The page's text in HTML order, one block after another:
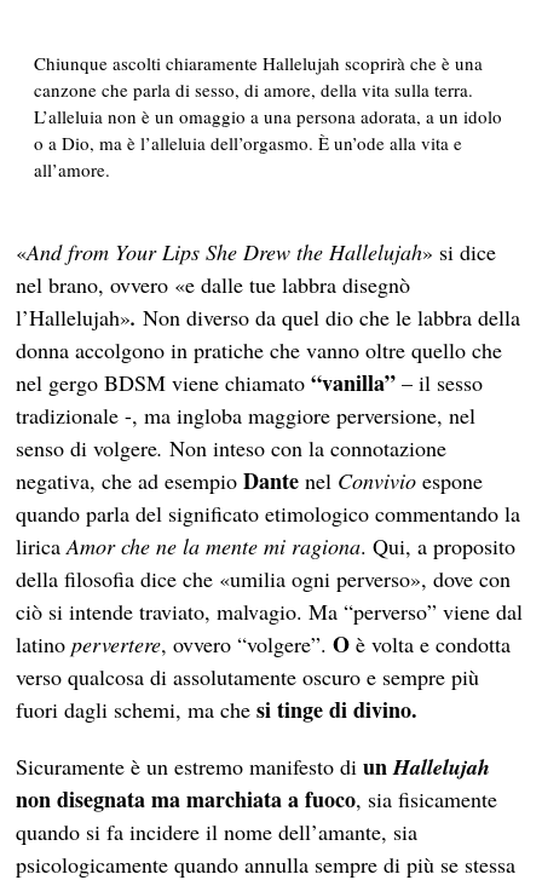
Chiunque ascolti chiaramente Hallelujah scoprirà che è una
canzone che parla di sesso, di amore, della vita sulla terra.
L’alleluia non è un omaggio a una persona adorata, a un idolo
o a Dio, ma è l’alleluia dell’orgasmo. È un’ode alla vita e
all’amore.
«And from Your Lips She Drew the Hallelujah» si dice
nel brano, ovvero «e dalle tue labbra disegnò
l’Hallelujah».Non diverso da quel dio che le labbra della
donna accolgono in pratiche che vanno oltre quello che
nel gergo BDSM viene chiamato“vanilla” – il sesso
tradizionale -, ma ingloba maggiore perversione, nel
senso di volgere. Non inteso con la connotazione
negativa, che ad esempio Dante nel Convivioespone
quando parla del significato etimologico commentando la
liricaAmor che ne la mente mi ragiona. Qui, a proposito
della filosofia dice che «umilia ogni perverso», dove con
ciò si intende traviato, malvagio. Ma “perverso” viene dal
latinopervertere, ovvero “volgere”.O è volta e condotta
verso qualcosa di assolutamente oscuro e sempre più
fuori dagli schemi, ma che si tinge di divino.
Sicuramente è un estremo manifesto diunHallelujah
non disegnata ma marchiata a fuoco, sia fisicamente
quando si fa incidere il nome dell’amante, sia
psicologicamente quando annulla sempre di più se stessa